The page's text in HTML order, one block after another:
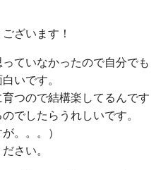
ざいます！
ていなかったので自分でも
いです。
つので結構楽してるんです
でしたらうれしいです。
。。。）
さい。